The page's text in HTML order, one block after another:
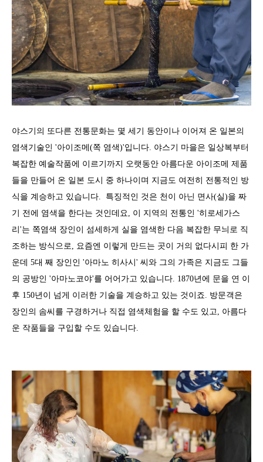
야스기의 또다른 전통문화는 몇 세기 동안이나 이어져 온 일본의
염색기술인 '아이조메(쪽 염색)'입니다. 야스기 마을은 일상복부터
복잡한 예술작품에 이르기까지 오랫동안 아름다운 아이조메 제품
들을 만들어 온 일본 도시 중 하나이며 지금도 여전히 전통적인 방
식을 계승하고 있습니다. 특징적인 것은 천이 아닌 면사(실)을 짜
기 전에 염색을 한다는 것인데요, 이 지역의 전통인 '히로세가스
리'는 쪽염색 장인이 섬세하게 실을 염색한 다음 복잡한 무늬로 직
조하는 방식으로, 요즘엔 이렇게 만드는 곳이 거의 없다시피 한 가
운데 5대 째 장인인 '아마노 히사시' 씨와 그의 가족은 지금도 그들
의 공방인 '아마노코야'를 어어가고 있습니다. 1870년에 문을 연 이
후 150년이 넘게 이러한 기술을 계승하고 있는 것이죠. 방문객은
장인의 솜씨를 구경하거나 직접 염색체험을 할 수도 있고, 아름다
운 작품들을 구입할 수도 있습니다.